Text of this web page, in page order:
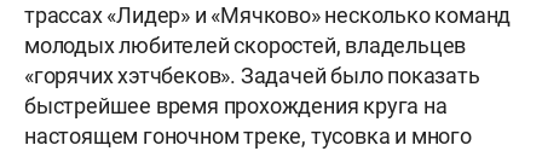
трассах «Лидер» и «Мячково» несколько команд
молодых любителей скоростей, владельцев
«горячих хэтчбеков». Задачей было показать
быстрейшее время прохождения круга на
настоящем гоночном треке, тусовка и много